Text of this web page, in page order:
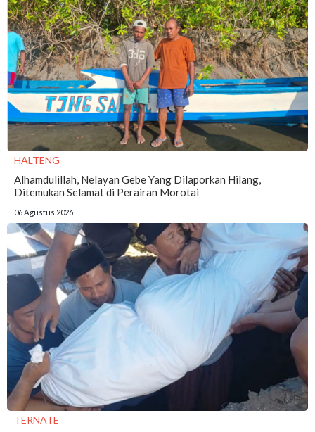
HALTENG
Alhamdulillah, Nelayan Gebe Yang Dilaporkan Hilang,
Ditemukan Selamat di Perairan Morotai
06 Agustus 2026
TERNATE